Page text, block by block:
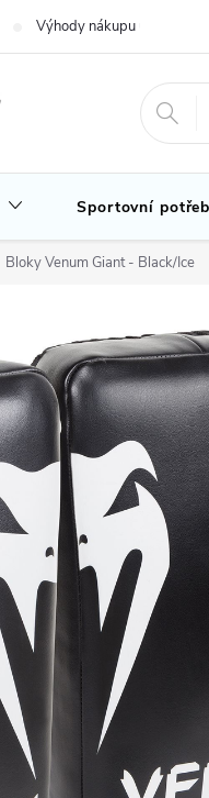
Výhody nákupu u nás
Sportovní
Bloky Venum Giant - Black/Ice